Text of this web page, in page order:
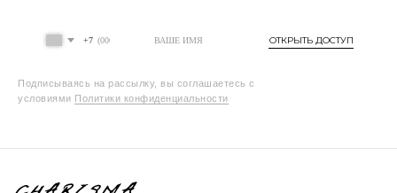
+7 ОТКРЫТЬ ДОСТУП
Подписываясь на рассылку, вы соглашаетесь с
условиями Политики конфиденциальности